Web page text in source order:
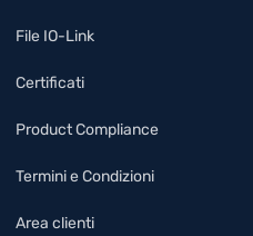
File IO-Link
Certificati
Product Compliance
Termini e Condizioni
Area clienti